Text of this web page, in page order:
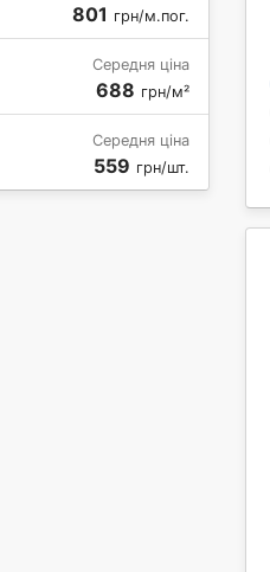
801 грн/м.пог.
Середня ціна
688 грн/м²
Середня ціна
559 грн/шт.